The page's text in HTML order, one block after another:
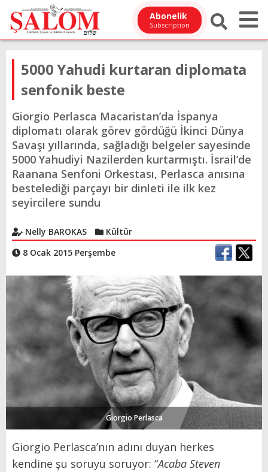
Abonelik
Subscription
5000 Yahudi kurtaran diplomata
senfonik beste
Giorgio Perlasca Macaristan’da İspanya
diplomatı olarak görev gördüğü İkinci Dünya
Savaşı yıllarında, sağladığı belgeler sayesinde
5000 Yahudiyi Nazilerden kurtarmıştı. İsrail’de
Raanana Senfoni Orkestası, Perlasca anısına
bestelediği parçayı bir dinleti ile ilk kez
seyircilere sundu
Nelly BAROKAS
Kültür
8 Ocak 2015 Perşembe
Giorgio Perlasca
Giorgio Perlasca’nın adını duyan herkes
kendine şu soruyu soruyor: “Acaba Steven